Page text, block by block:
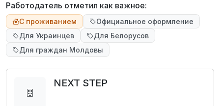
Работодатель отметил как важное:
С проживанием
Официальное оформление
Для Украинцев
Для Белорусов
Для граждан Молдовы
NEXT STEP